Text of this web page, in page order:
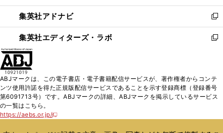
開
く
ウ
で
開
く
ン
ド
ウ
で
ウ
ィ
ン
ド
く
集英社アドナビ
新
し
い
ド
ウ
で
集英社エディターズ・ラボ
新
ィ
ン
ド
ABJマークは、この電子書店・電子書籍配信サービスが、著作権者からコンテ
ンツ使用許諾を得た正規版配信サービスであることを示す登録商標（登録番号
第6091713号）です。ABJマークの詳細、ABJマークを掲示しているサービス
の一覧はこちら。
https://aebs.or.jp/
新